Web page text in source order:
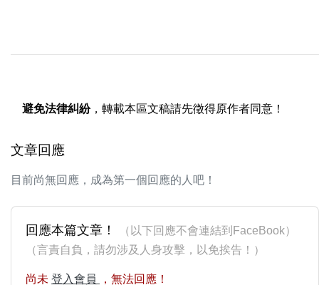
避免法律糾紛，轉載本區文稿請先徵得原作者同意！
文章回應
目前尚無回應，成為第一個回應的人吧！
回應本篇文章！
（以下回應不會連結到FaceBook）
（言責自負，請勿涉及人身攻擊，以免挨告！）
尚未 登入會員 ，無法回應！